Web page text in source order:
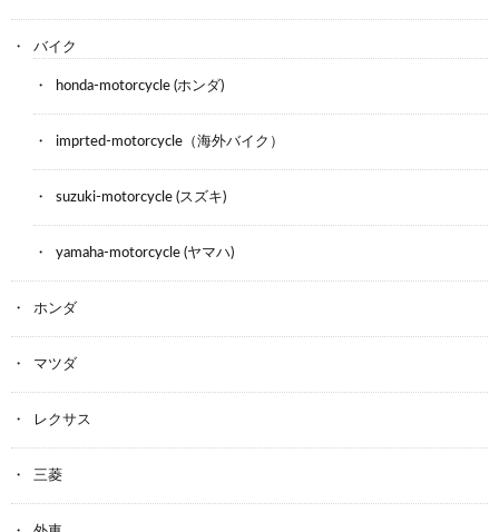
バイク
honda-motorcycle (ホンダ)
imprted-motorcycle（海外バイク）
suzuki-motorcycle (スズキ)
yamaha-motorcycle (ヤマハ)
ホンダ
マツダ
レクサス
三菱